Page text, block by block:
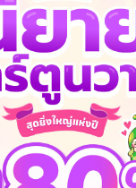
อเนื้อหาพื้นฐานของเครื
ริมสร้างความเข้าใจให้
มพิวเตอร์ในขั้นสูง โดยเ
Networking (SDN) ซึ่
ายคอมพิวเตอร์แบบเครือ
ทั้งอธิบายเนื้อหาของกา
Switching (MPLS) ใ